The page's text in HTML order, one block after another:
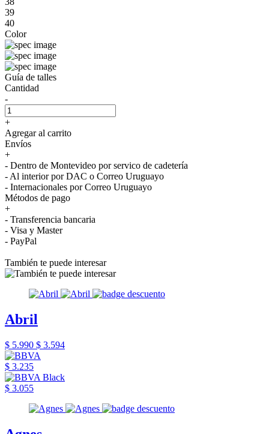
39
40
Color
Guía de talles
Cantidad
-
+
Agregar al carrito
Envíos
+
- Dentro de Montevideo por servico de cadetería
- Al interior por DAC o Correo Uruguayo
- Internacionales por Correo Uruguayo
Métodos de pago
+
- Transferencia bancaria
- Visa y Master
- PayPal
También te puede interesar
Abril
$ 5.990 $ 3.594
$ 3.235
$ 3.055